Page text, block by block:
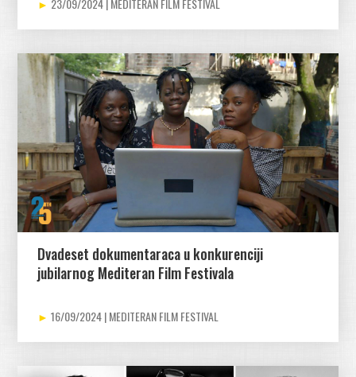
Dvadeset dokumentaraca u konkurenciji
jubilarnog Mediteran Film Festivala
16/09/2024